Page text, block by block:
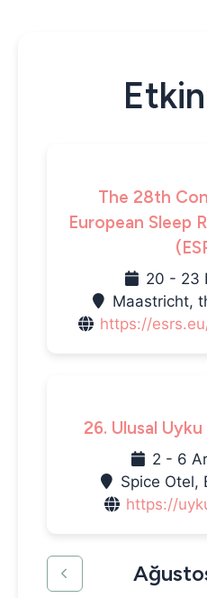
The 28th
European Sleep
20 - 23
Maastricht,
https://
26. Ulusal Uyku
2 - 6
Spice Otel,
https://